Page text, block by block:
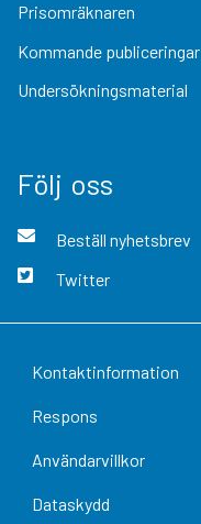
Prisomräknaren
Kommande publiceringar
Undersökningsmaterial
Följ oss
Beställ nyhetsbrev
Twitter
Kontaktinformation
Respons
Användarvillkor
Dataskydd